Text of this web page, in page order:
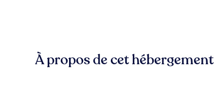
À propos de cet hébergement